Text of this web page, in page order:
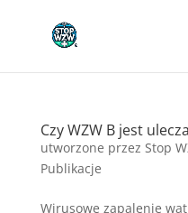
Czy WZW B jest
utworzone przez Stop
Publikacje
Wirusowe zapalenie